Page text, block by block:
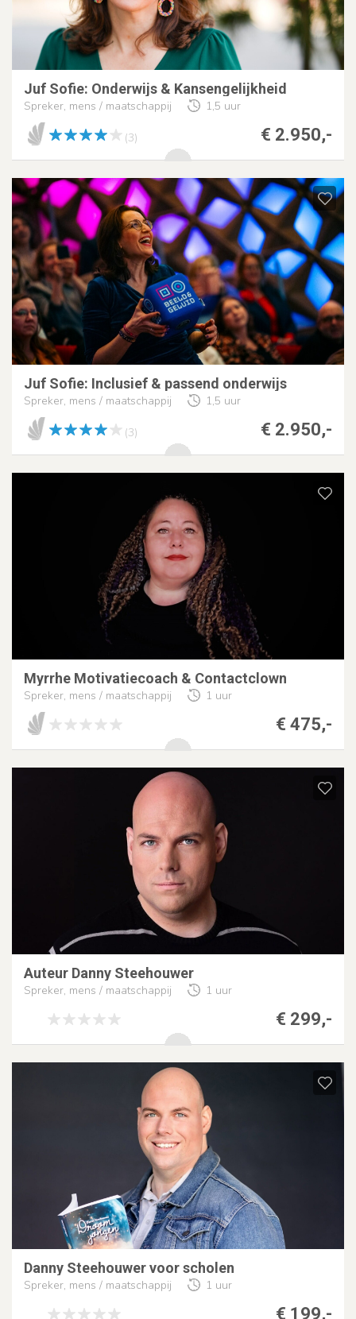
Juf Sofie: Onderwijs & Kansengelijkheid
Spreker, mens / maatschappij 1,5 uur
€ 2.950,-
(3)
Juf Sofie: Inclusief & passend onderwijs
Spreker, mens / maatschappij 1,5 uur
€ 2.950,-
(3)
Myrrhe Motivatiecoach & Contactclown
Spreker, mens / maatschappij 1 uur
€ 475,-
Auteur Danny Steehouwer
Spreker, mens / maatschappij 1 uur
€ 299,-
Danny Steehouwer voor scholen
Spreker, mens / maatschappij 1 uur
€ 199,-